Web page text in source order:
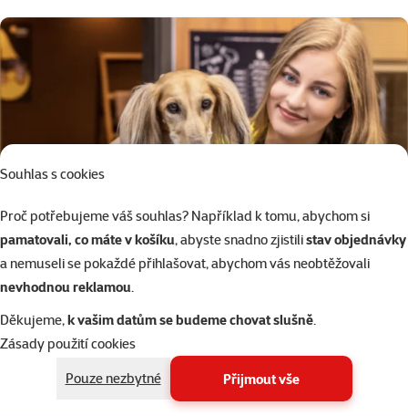
Souhlas s cookies
Proč potřebujeme váš souhlas? Například k tomu, abychom si
pamatovali, co máte v košíku, abyste snadno zjistilistav objednávky
a nemuseli se pokaždé přihlašovat, abychom vás neobtěžovali
nevhodnou reklamou.
Děkujeme,k vašim datům se budeme chovat slušně.
Zásady použití cookies
Pouze nezbytné
Přijmout vše
Navštivte nášSuper zoo salon
kompletní péče o vašeho psa, od zastřihnutí drápků až po
vyčištění žlázek